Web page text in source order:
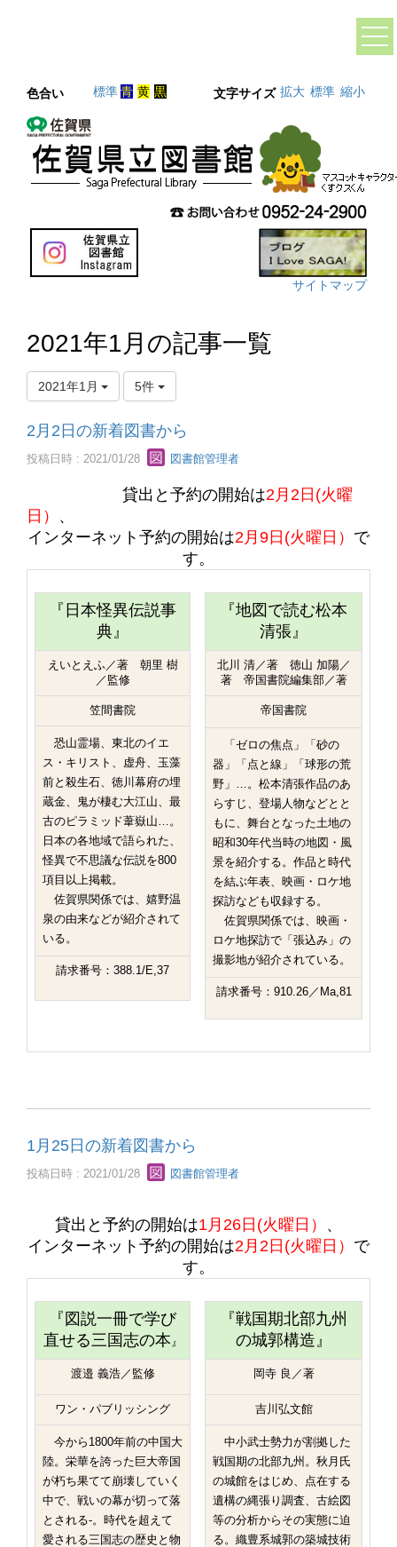
色合い 標準青 黄 黒 文字サイズ 拡大 標準 縮小
サイトマップ
2021年1月の記事一覧
2021年1月 5件
2月2日の新着図書から
投稿日時 : 2021/01/28 図書館管理者
貸出と予約の開始は2月2日(火曜
日） 、
インターネット予約の開始は2月9日(火曜日） で
す。
『日本怪異伝説事
典』
えいとえふ／著 朝里 樹
／監修
笠間書院
恐山霊場、東北のイエ
ス・キリスト、虚舟、玉藻
前と殺生石、徳川幕府の埋
蔵金、鬼が棲む大江山、最
古のピラミッド葦嶽山…。
日本の各地域で語られた、
怪異で不思議な伝説を800
項目以上掲載。
佐賀県関係では、嬉野温
泉の由来などが紹介されて
いる。
請求番号：388.1/E,37
『地図で読む松本
清張』
北川 清／著 徳山 加陽／
著 帝国書院編集部／著
帝国書院
「ゼロの焦点」「砂の
器」「点と線」「球形の荒
野」…。松本清張作品のあ
らすじ、登場人物などとと
もに、舞台となった土地の
昭和30年代当時の地図・風
景を紹介する。作品と時代
を結ぶ年表、映画・ロケ地
探訪なども収録する。
佐賀県関係では、映画・
ロケ地探訪で「張込み」の
撮影地が紹介されている。
請求番号：910.26／Ma,81
1月25日の新着図書から
投稿日時 : 2021/01/28 図書館管理者
貸出と予約の開始は1月26日(火曜日） 、
インターネット予約の開始は2月2日(火曜日） で
す。
『 図説一冊で学び
直せる三国志の本』
渡邉 義浩／監修
ワン・パブリッシング
今から1800年前の中国大
陸。栄華を誇った巨大帝国
が朽ち果てて崩壊していく
中で、戦いの幕が切って落
とされる-。時代を超えて
愛される三国志の歴史と物
『戦国期北部九州
の城郭構造』
岡寺 良／著
吉川弘文館
中小武士勢力が割拠した
戦国期の北部九州。秋月氏
の城館をはじめ、点在する
遺構の縄張り調査、古絵図
等の分析からその実態に迫
る。織豊系城郭の築城技術